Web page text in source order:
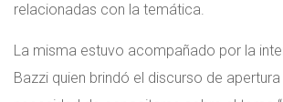
relacionadas con la temática.
La misma estuvo acompañado por la
Bazzi quien brindó el discurso de